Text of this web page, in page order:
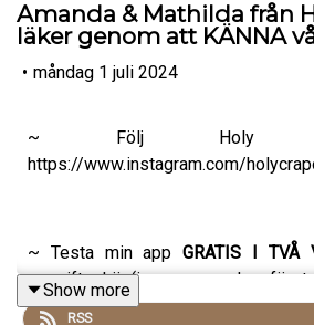
Amanda & Mathilda från
läker genom att KÄNNA
• måndag 1 juli 2024
~ Följ Holy
https://www.instagram.com/
~ Testa min appGRATIS I TVÅ
uppgifter här (inga pengar dras
bindningstid utan du kan enkelt
Show more
RSS